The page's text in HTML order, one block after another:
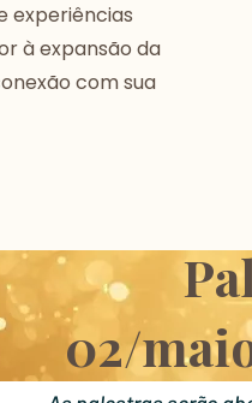
experiências
à expansão da
com sua
02/